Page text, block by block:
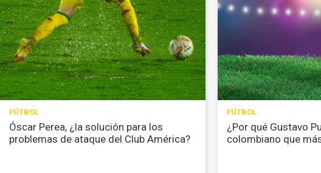
FÚTBOL
Óscar Perea, ¿la solución para los
problemas de ataque del Club América?
FÚTBOL
¿Por qué Gustavo
colombiano que